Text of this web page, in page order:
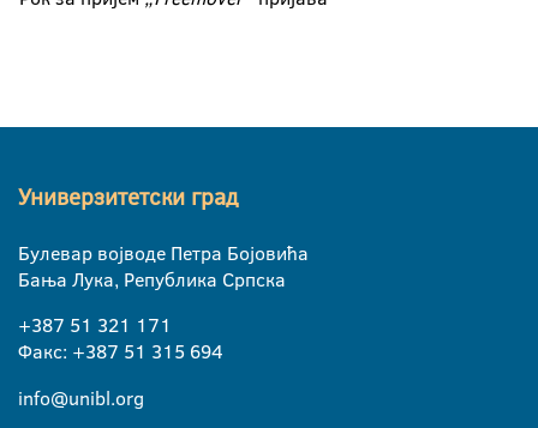
Универзитетски град
Булевар војводе Петра Бојовића
Бања Лука, Република Српска
+387 51 321 171
Факс: +387 51 315 694
info@unibl.org